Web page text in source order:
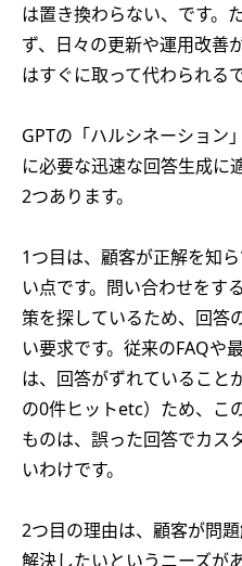
は置き換わらない、です。
ず、日々の更新や運用改善
はすぐに取って代わられる
GPTの「ハルシネーション
に必要な迅速な回答生成に
2つあります。
1つ目は、顧客が正解を知
い点です。問い合わせをす
策を探しているため、回答
い要求です。従来のFAQや
は、回答がずれていること
の0件ヒットetc）ため、こ
ものは、誤った回答でカス
いわけです。
2つ目の理由は、顧客が問
解決したいというニーズが